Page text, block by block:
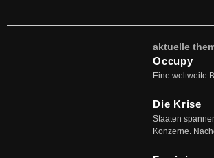
aktuelle
Occupy
Eine weltweite
Die Krise
Staaten
Konzerne.